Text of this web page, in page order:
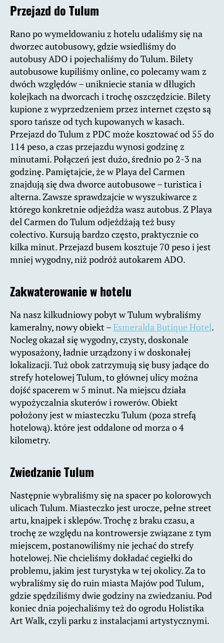
Przejazd do Tulum
Rano po wymeldowaniu z hotelu udaliśmy się na
dworzec autobusowy, gdzie wsiedliśmy do
autobusy ADO i pojechaliśmy do Tulum. Bilety
autobusowe kupiliśmy online, co polecamy wam z
dwóch względów – unikniecie stania w dłlugich
kolejkach na dworcach i trochę oszczędzicie. Bilety
kupione z wyprzedzeniem przez internet często są
sporo tańsze od tych kupowanych w kasach.
Przejazd do Tulum z PDC może kosztować od 55 do
114 peso, a czas przejazdu wynosi godzinę z
minutami. Połączeń jest dużo, średnio po 2-3 na
godzinę. Pamiętajcie, że w Playa del Carmen
znajdują się dwa dworce autobusowe – turistica i
alterna. Zawsze sprawdzajcie w wyszukiwarce z
którego konkretnie odjeżdża wasz autobus. Z Playa
del Carmen do Tulum odjeżdżają też busy
colectivo. Kursują bardzo często, praktycznie co
kilka minut. Przejazd busem kosztuje 70 peso i jest
mniej wygodny, niż podróż autokarem ADO.
Zakwaterowanie w hotelu
Na nasz kilkudniowy pobyt w Tulum wybraliśmy
kameralny, nowy obiekt –Esmeralda Butique Hotel.
Nocleg okazał się wygodny, czysty, doskonale
wyposażony, ładnie urządzony i w doskonałej
lokalizacji. Tuż obok zatrzymują się busy jadące do
strefy hotelowej Tulum, to głównej ulicy można
dojść spacerem w 5 minut. Na miejscu działa
wypożyczalnia skuterów i rowerów. Obiekt
położony jest w miasteczku Tulum (poza strefą
hotelową). które jest oddalone od morza o 4
kilometry.
Zwiedzanie Tulum
Następnie wybraliśmy się na spacer po kolorowych
ulicach Tulum. Miasteczko jest urocze, pełne street
artu, knajpek i sklepów. Trochę z braku czasu, a
trochę ze względu na kontrowersje związane z tym
miejscem, postanowiliśmy nie jechać do strefy
hotelowej. Nie chcieliśmy dokładać cegiełki do
problemu, jakim jest turystyka w tej okolicy. Za to
wybraliśmy się do ruin miasta Majów pod Tulum,
gdzie spędziliśmy dwie godziny na zwiedzaniu. Pod
koniec dnia pojechaliśmy też do ogrodu Holistika
Art Walk, czyli parku z instalacjami artystycznymi.